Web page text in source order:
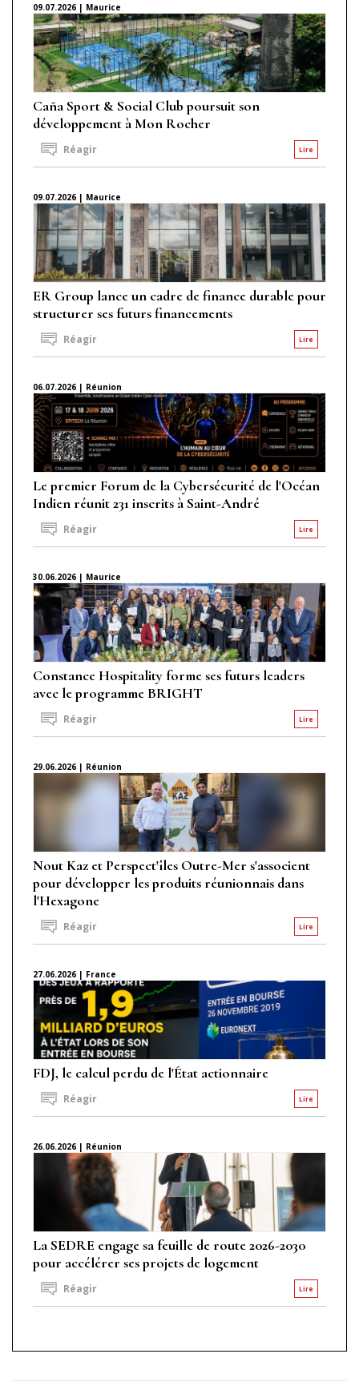
09.07.2026 | Maurice
Caña Sport & Social Club poursuit son
développement à Mon Rocher
Lire
Réagir
09.07.2026 | Maurice
ER Group lance un cadre de finance durable pour
structurer ses futurs financements
Lire
Réagir
06.07.2026 | Réunion
Le premier Forum de la Cybersécurité de l'Océan
Indien réunit 231 inscrits à Saint-André
Lire
Réagir
30.06.2026 | Maurice
Constance Hospitality forme ses futurs leaders
avec le programme BRIGHT
Lire
Réagir
29.06.2026 | Réunion
Nout Kaz et Perspect'îles Outre-Mer s'associent
pour développer les produits réunionnais dans
l'Hexagone
Lire
Réagir
27.06.2026 | France
FDJ, le calcul perdu de l'État actionnaire
Lire
Réagir
26.06.2026 | Réunion
La SEDRE engage sa feuille de route 2026-2030
pour accélérer ses projets de logement
Lire
Réagir